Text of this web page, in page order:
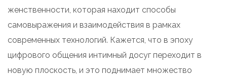
женственности, которая находит способы
самовыражения и взаимодействия в рамках
современных технологий. Кажется, что в эпоху
цифрового общения интимный досуг переходит в
новую плоскость, и это поднимает множество